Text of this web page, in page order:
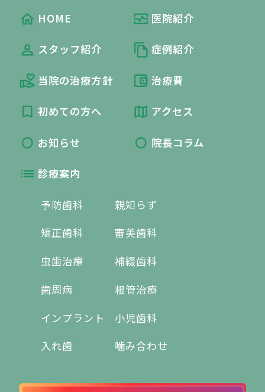
HOME
スタッフ紹介
当院の治療方針
初めての方へ
お知らせ
医院紹介
症例紹介
治療費
アクセス
院長コラム
診療案内
予防歯科
矯正歯科
虫歯治療
歯周病
インプラント
入れ歯
親知らず
審美歯科
補綴歯科
根管治療
小児歯科
噛み合わせ